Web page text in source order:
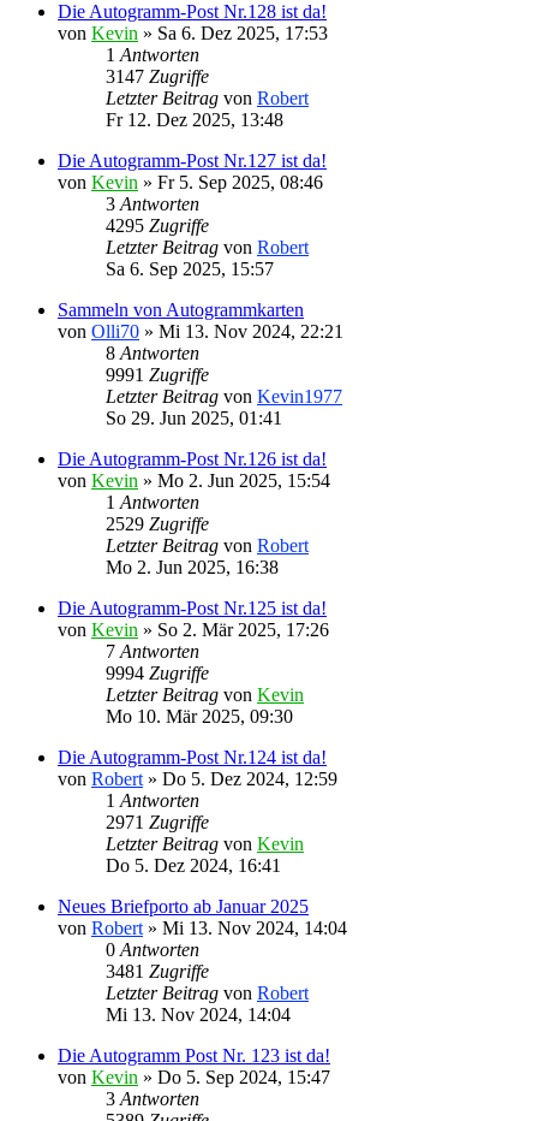
Die Autogramm-Post Nr.128 ist da!
von Kevin » Sa 6. Dez 2025, 17:53
1Antworten
3147 Zugriffe
Letzter Beitrag von Robert
Fr 12. Dez 2025, 13:48
Die Autogramm-Post Nr.127 ist da!
von Kevin » Fr 5. Sep 2025, 08:46
3Antworten
4295 Zugriffe
Letzter Beitrag von Robert
Sa 6. Sep 2025, 15:57
Sammeln von Autogrammkarten
von Olli70 » Mi 13. Nov 2024, 22:21
8Antworten
9991 Zugriffe
Letzter Beitrag von Kevin1977
So 29. Jun 2025, 01:41
Die Autogramm-Post Nr.126 ist da!
von Kevin » Mo 2. Jun 2025, 15:54
1Antworten
2529 Zugriffe
Letzter Beitrag von Robert
Mo 2. Jun 2025, 16:38
Die Autogramm-Post Nr.125 ist da!
von Kevin » So 2. Mär 2025, 17:26
7Antworten
9994 Zugriffe
Letzter Beitrag von Kevin
Mo 10. Mär 2025, 09:30
Die Autogramm-Post Nr.124 ist da!
von Robert» Do 5. Dez 2024, 12:59
1Antworten
2971 Zugriffe
Letzter Beitrag von Kevin
Do 5. Dez 2024, 16:41
Neues Briefporto ab Januar 2025
von Robert» Mi 13. Nov 2024, 14:04
0Antworten
3481 Zugriffe
Letzter Beitrag von Robert
Mi 13. Nov 2024, 14:04
Die Autogramm Post Nr. 123 ist da!
von Kevin » Do 5. Sep 2024, 15:47
3Antworten